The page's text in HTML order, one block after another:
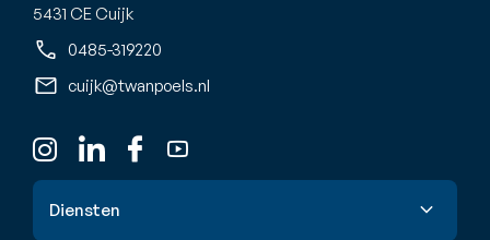
5431 CE Cuijk
0485-319220
cuijk@twanpoels.nl
Diensten